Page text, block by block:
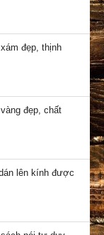
đẹp, thịnh
đẹp, chất
lên kính được